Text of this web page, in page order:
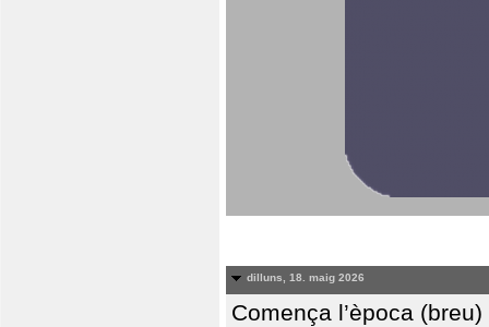
dilluns, 18. maig 2026
Comença l’època